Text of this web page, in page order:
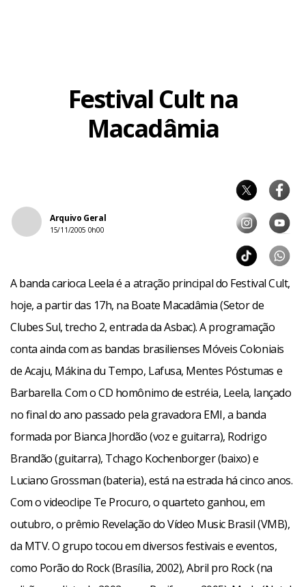
Festival Cult na
Macadâmia
Arquivo Geral
15/11/2005 0h00
A banda carioca Leela é a atração principal do Festival Cult,
hoje, a partir das 17h, na Boate Macadâmia (Setor de
Clubes Sul, trecho 2, entrada da Asbac). A programação
conta ainda com as bandas brasilienses Móveis Coloniais
de Acaju, Mákina du Tempo, Lafusa, Mentes Póstumas e
Barbarella. Com o CD homônimo de estréia, Leela, lançado
no final do ano passado pela gravadora EMI, a banda
formada por Bianca Jhordão (voz e guitarra), Rodrigo
Brandão (guitarra), Tchago Kochenborger (baixo) e
Luciano Grossman (bateria), está na estrada há cinco anos.
Com o videoclipe Te Procuro, o quarteto ganhou, em
outubro, o prêmio Revelação do Vídeo Music Brasil (VMB),
da MTV. O grupo tocou em diversos festivais e eventos,
como Porão do Rock (Brasília, 2002), Abril pro Rock (na